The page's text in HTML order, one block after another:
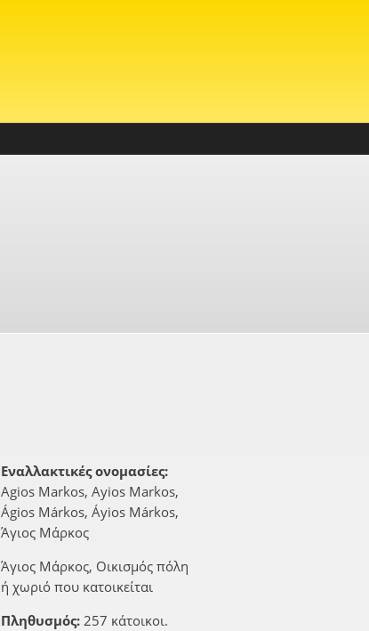
Εναλλακτικές ονομασίες:
Agios Markos, Ayios Markos,
Ágios Márkos, Áyios Márkos,
Άγιος Μάρκος
Άγιος Μάρκος, Οικισμός πόλη
ή χωριό που κατοικείται
Πληθυσμός: 257 κάτοικοι.